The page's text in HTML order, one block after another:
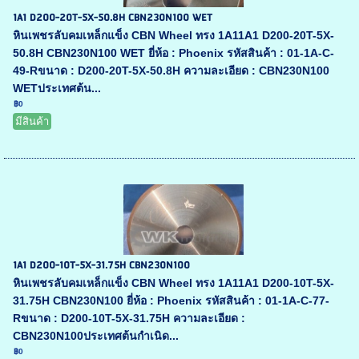
1A1 D200-20T-5X-50.8H CBN230N100 WET
หินเพชรลับคมเหล็กแข็ง CBN Wheel ทรง 1A11A1 D200-20T-5X-
50.8H CBN230N100 WET ยี่ห้อ : Phoenix รหัสสินค้า : 01-1A-C-
49-Rขนาด : D200-20T-5X-50.8H ความละเอียด : CBN230N100
WETประเทศต้น...
฿0
มีสินค้า
1A1 D200-10T-5X-31.75H CBN230N100
หินเพชรลับคมเหล็กแข็ง CBN Wheel ทรง 1A11A1 D200-10T-5X-
31.75H CBN230N100 ยี่ห้อ : Phoenix รหัสสินค้า : 01-1A-C-77-
Rขนาด : D200-10T-5X-31.75H ความละเอียด :
CBN230N100ประเทศต้นกำเนิด...
฿0